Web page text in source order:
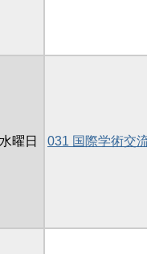
曜日 031 国際学術交